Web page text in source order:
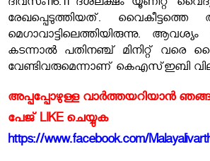
ദിവസം116.11 ദശലക്ഷം യൂണിറ്റ്
രേഖപ്പെടുത്തിയത്.
മെഗാവാട്ടിലെത്തിയിരുന്നു.
കടന്നാൽ പതിനഞ്ച് മിനിറ്റ് വരെ
വേണ്ടിവരുമെന്നാണ് കെഎസ്ഇബി
അപ്പപ്പോഴുള്ള വാര്‍ത്തയറിയാന്‍
പേജ് LIKE ചെയ്യുക
https://www.facebook.com/